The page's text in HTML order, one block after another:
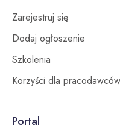
Zarejestruj się
Dodaj ogłoszenie
Szkolenia
Korzyści dla pracodawców
Portal